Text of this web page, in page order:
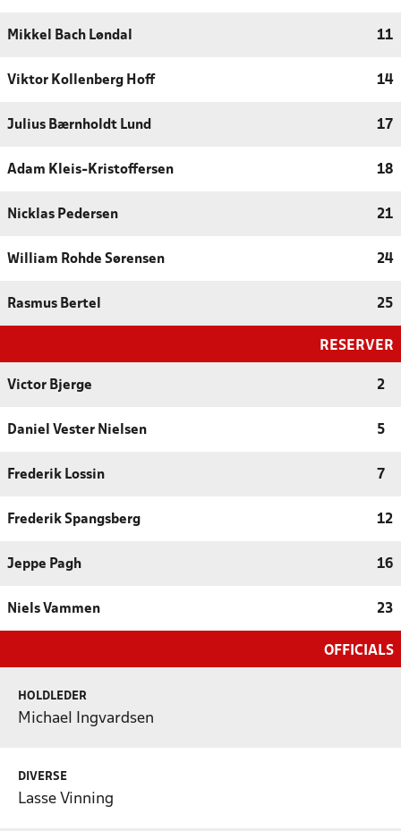
Mikkel Bach Løndal 11
Viktor Kollenberg Hoff 14
Julius Bærnholdt Lund 17
Adam Kleis-Kristoffersen 18
Nicklas Pedersen 21
William Rohde Sørensen 24
Rasmus Bertel 25
RESERVER
Victor Bjerge 2
Daniel Vester Nielsen 5
Frederik Lossin 7
Frederik Spangsberg 12
Jeppe Pagh 16
Niels Vammen 23
OFFICIALS
HOLDLEDER
Michael Ingvardsen
DIVERSE
Lasse Vinning